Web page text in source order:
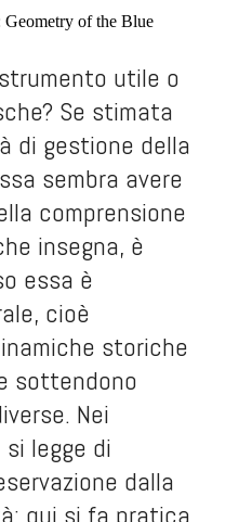
of the Blue
utile o
Se stimata
di gestione della
sembra avere
comprensione
insegna, è
essa è
cioè
storiche
sottendono
Nei
legge di
dalla
qui si fa pratica